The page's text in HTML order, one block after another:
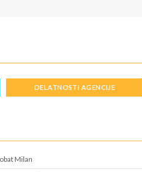
DELATNOSTI AGENCIJE
Milan